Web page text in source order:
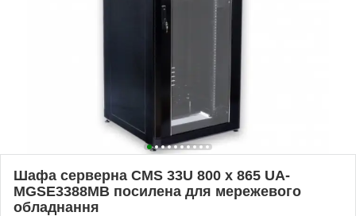
Шафа серверна CMS 33U 800 х 865 UA-
MGSE3388MB посилена для мережевого
обладнання